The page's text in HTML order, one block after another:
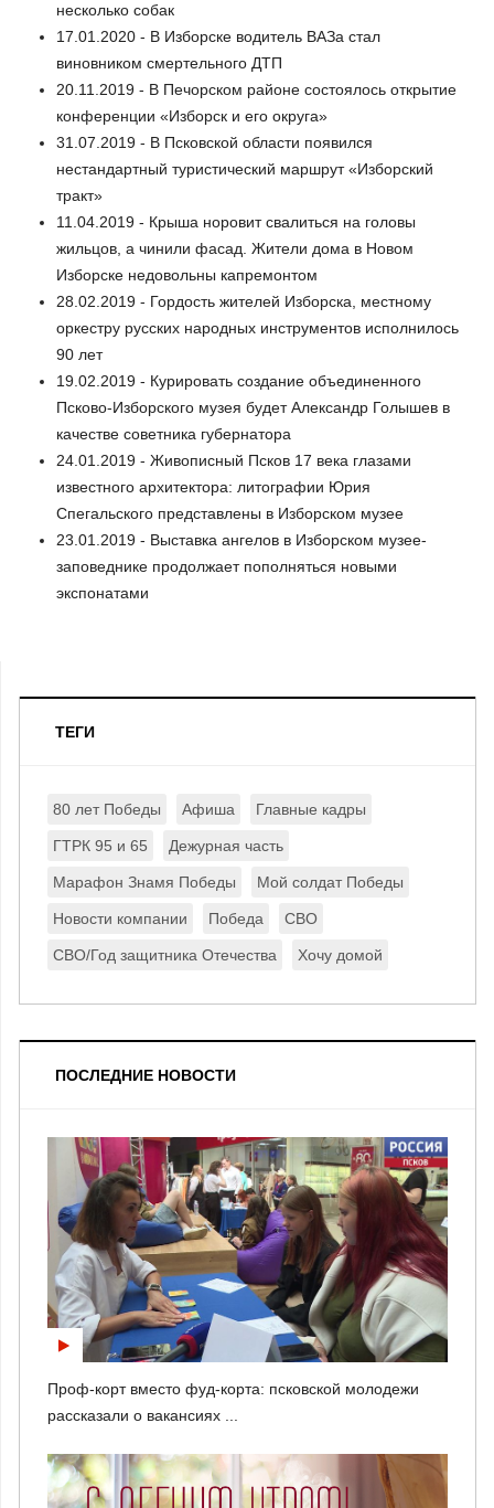
несколько собак
17.01.2020 - В Изборске водитель ВАЗа стал
виновником смертельного ДТП
20.11.2019 - В Печорском районе состоялось открытие
конференции «Изборск и его округа»
31.07.2019 - В Псковской области появился
нестандартный туристический маршрут «Изборский
тракт»
11.04.2019 - Крыша норовит свалиться на головы
жильцов, а чинили фасад. Жители дома в Новом
Изборске недовольны капремонтом
28.02.2019 - Гордость жителей Изборска, местному
оркестру русских народных инструментов исполнилось
90 лет
19.02.2019 - Курировать создание объединенного
Псково-Изборского музея будет Александр Голышев в
качестве советника губернатора
24.01.2019 - Живописный Псков 17 века глазами
известного архитектора: литографии Юрия
Спегальского представлены в Изборском музее
23.01.2019 - Выставка ангелов в Изборском музее-
заповеднике продолжает пополняться новыми
экспонатами
ТЕГИ
80 лет Победы Афиша Главные кадры
ГТРК 95 и 65 Дежурная часть
Марафон Знамя Победы Мой солдат Победы
Новости компании Победа СВО
СВО/Год защитника Отечества Хочу домой
ПОСЛЕДНИЕ НОВОСТИ
Проф-корт вместо фуд-корта: псковской молодежи
рассказали о вакансиях ...